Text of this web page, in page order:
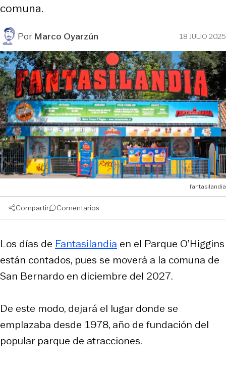
comuna.
PorMarco Oyarzún 18 JULIO 2025
fantasilandia
Compartir Comentarios
Los días de Fantasilandia en el Parque O’Higgins
están contados, pues se moverá a la comuna de
San Bernardo en diciembre del 2027.
De este modo, dejará el lugar donde se
emplazaba desde 1978, año de fundación del
popular parque de atracciones.